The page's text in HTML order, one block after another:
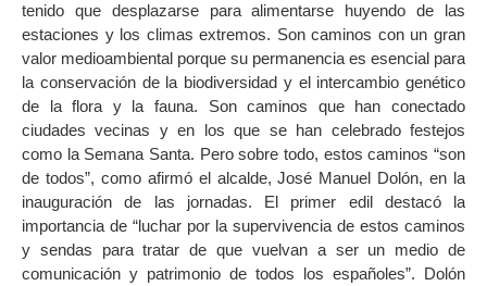
tenido que desplazarse para alimentarse huyendo de las
estaciones y los climas extremos. Son caminos con un gran
valor medioambiental porque su permanencia es esencial para
la conservación de la biodiversidad y el intercambio genético
de la flora y la fauna. Son caminos que han conectado
ciudades vecinas y en los que se han celebrado festejos
como la Semana Santa. Pero sobre todo, estos caminos “son
de todos”, como afirmó el alcalde, José Manuel Dolón, en la
inauguración de las jornadas. El primer edil destacó la
importancia de “luchar por la supervivencia de estos caminos
y sendas para tratar de que vuelvan a ser un medio de
comunicación y patrimonio de todos los españoles”. Dolón